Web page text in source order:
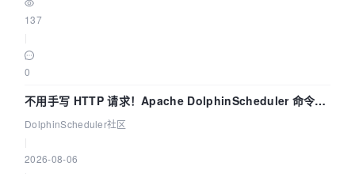
137
0
不用手写 HTTP 请求！Apache DolphinScheduler 命令行
dsctl 两分钟上手
DolphinScheduler社区
2026-08-06